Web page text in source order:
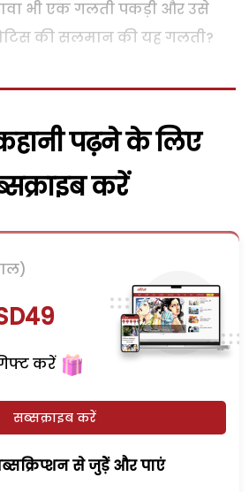
भी एक गलती पकड़ी और उसे
की सलमान की यह गलती?
पढ़ने के लिए
करें
करें
सब्सक्राइब करें
से जुड़ेें और पाएं